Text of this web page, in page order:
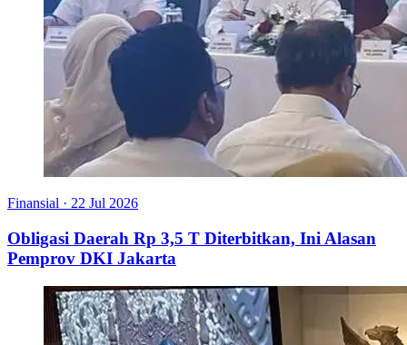
Finansial · 22 Jul 2026
Obligasi Daerah Rp 3,5 T Diterbitkan, Ini Alasan
Pemprov DKI Jakarta